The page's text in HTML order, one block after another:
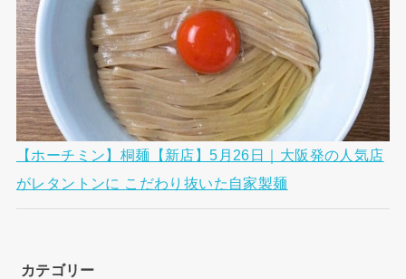
【ホーチミン】桐麺【新店】5月26日｜大阪発の人気店
がレタントンに こだわり抜いた自家製麺
カテゴリー